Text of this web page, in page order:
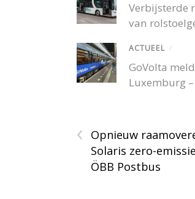
Verbijsterde
van
ACTUEEL /
GoVolta
Luxemburg
‹
Opnieuw
Solaris zero-
ÖBB Postbus